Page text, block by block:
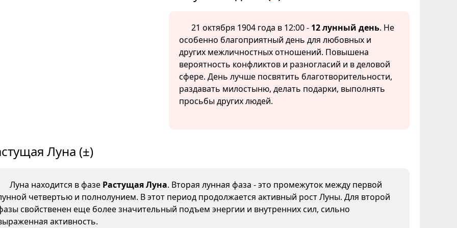
21 октября 1904 года в 12:00 - 12 лунный день. Не
особенно благоприятный день для любовных и
других межличностных отношений. Повышена
вероятность конфликтов и разногласий и в деловой
сфере. День лучше посвятить благотворительности,
раздавать милостыню, делать подарки, выполнять
просьбы других людей.
Луна (±)
Луна находится в фазе Растущая Луна. Вторая лунная фаза - это промежуток между первой
четвертью и полнолунием. В этот период продолжается активный рост Луны. Для второй
свойственен еще более значительный подъем энергии и внутренних сил, сильно
активность.